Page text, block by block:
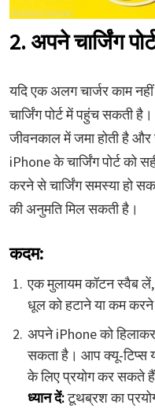
2. अपने चार्जिंग
यदि एक अलग चार्जर काम
चार्जिंग पोर्ट में पहुंच सकती
जीवनकाल में जमा होती है
iPhone के चार्जिंग पोर्ट को
करने से चार्जिंग समस्या हो
की अनुमति मिल सकती है।
कदम:
एक मुलायम कॉटन स्वैब लें,
धूल को हटाने या कम करने
अपने iPhone को हिलाकर
सकता है। आप क्यू-टिप्स
के लिए प्रयोग कर सकते
ध्यान दें:टूथब्रश का